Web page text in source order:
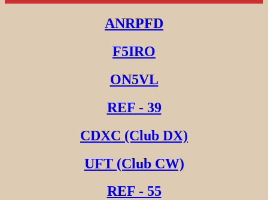
ANRPFD
F5IRO
ON5VL
REF - 39
CDXC (Club DX)
UFT (Club CW)
REF - 55